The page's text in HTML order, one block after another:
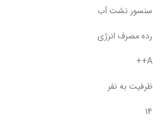
سنسور نشت آب
رده مصرف انرژی
A++
ظرفیت به نفر
14